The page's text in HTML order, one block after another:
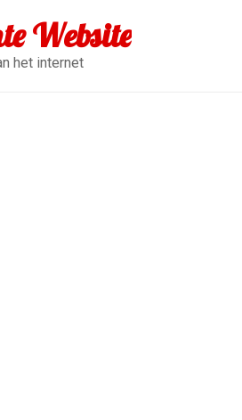
Website
het internet